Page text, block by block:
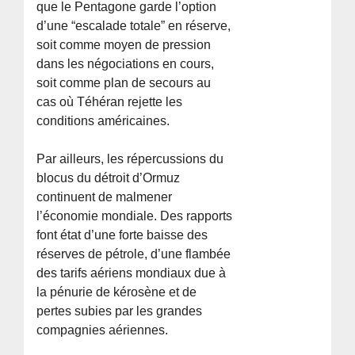
que le Pentagone garde l’option
d’une “escalade totale” en réserve,
soit comme moyen de pression
dans les négociations en cours,
soit comme plan de secours au
cas où Téhéran rejette les
conditions américaines.
Par ailleurs, les répercussions du
blocus du détroit d’Ormuz
continuent de malmener
l’économie mondiale. Des rapports
font état d’une forte baisse des
réserves de pétrole, d’une flambée
des tarifs aériens mondiaux due à
la pénurie de kérosène et de
pertes subies par les grandes
compagnies aériennes.